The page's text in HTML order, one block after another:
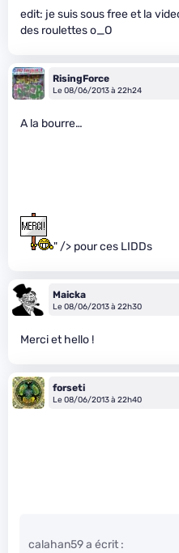
edit: je suis sous free et la
des roulettes o_O
RisingForce
Le 08/06/2013 à 22h24
A la bourre…
" /> pour ces LIDDs
Maicka
Le 08/06/2013 à 22h30
Merci et hello !
forseti
Le 08/06/2013 à 22h40
calahan59 a écrit :